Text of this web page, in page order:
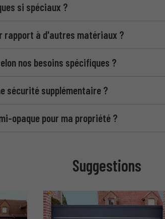
si spéciaux ?
rapport à d'autres matériaux ?
nos besoins spécifiques ?
sécurité supplémentaire ?
opaque pour ma propriété ?
Suggestions